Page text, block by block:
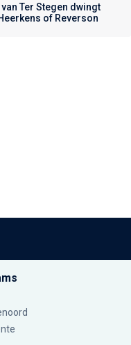
Ter Stegen dwingt
of Reverson